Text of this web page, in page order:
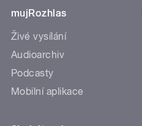
mujRozhlas
Živé vysílání
Audioarchiv
Podcasty
Mobilní aplikace